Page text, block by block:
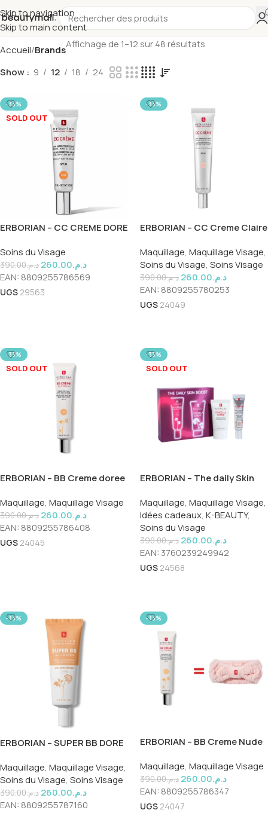
Skip to navigation
Skip to main content
Accueil BrandsAffichage de 1–12 sur 48 résultats
Show 9 12 18 24
-33%
SOLD OUT
ERBORIAN – CC CREME DORE
Soins du Visage
د.م.390.00 د.م.260.00
EAN: 8809255786569
UGS 29563
-33%
ERBORIAN – CC Creme Claire
Maquillage, Maquillage Visage,
Soins du Visage, Soins Visage
د.م.390.00 د.م.260.00
EAN: 8809255780253
UGS 24049
-33%
SOLD OUT
ERBORIAN – BB Creme doree
Maquillage, Maquillage Visage
د.م.390.00 د.م.260.00
EAN: 8809255786408
UGS 24045
-33%
SOLD OUT
ERBORIAN – The daily Skin
Maquillage, Maquillage Visage,
Idées cadeaux, K-BEAUTY,
Soins du Visage
د.م.390.00 د.م.260.00
EAN: 3760239249942
UGS 24568
-33%
ERBORIAN – SUPER BB DORE
Maquillage, Maquillage Visage,
Soins du Visage, Soins Visage
د.م.390.00 د.م.260.00
EAN: 8809255787160
-33%
ERBORIAN – BB Creme Nude
Maquillage, Maquillage Visage
د.م.390.00 د.م.260.00
EAN: 8809255786347
UGS 24047